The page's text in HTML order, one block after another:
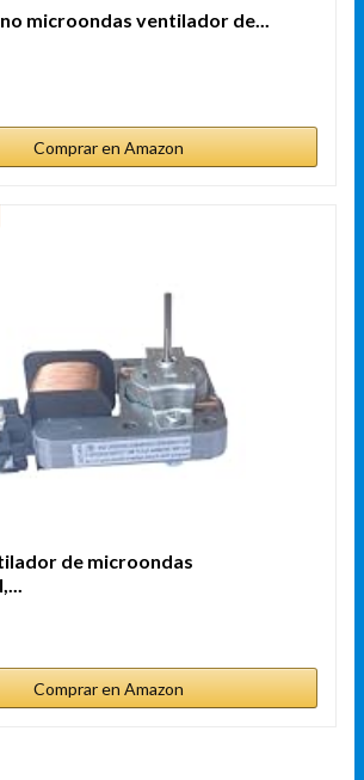
microondas ventilador de...
Comprar en Amazon
de microondas
Comprar en Amazon